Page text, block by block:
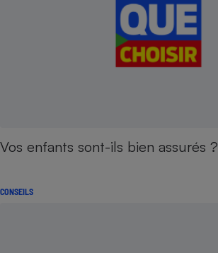
Vos enfants sont-ils bien assurés ?
CONSEILS